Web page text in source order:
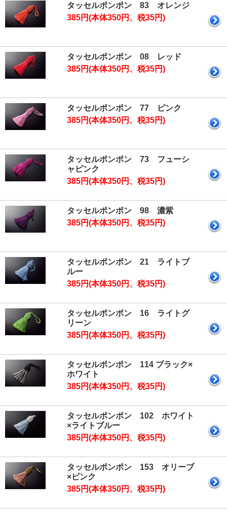
タッセルポンポン 83 オレンジ
385円(本体350円、税35円)
タッセルポンポン 08 レッド
385円(本体350円、税35円)
タッセルポンポン 77 ピンク
385円(本体350円、税35円)
タッセルポンポン 73 フューシ
ャピンク
385円(本体350円、税35円)
タッセルポンポン 98 濃紫
385円(本体350円、税35円)
タッセルポンポン 21 ライトブ
ルー
385円(本体350円、税35円)
タッセルポンポン 16 ライトグ
リーン
385円(本体350円、税35円)
タッセルポンポン 114 ブラック×
ホワイト
385円(本体350円、税35円)
タッセルポンポン 102 ホワイト
×ライトブルー
385円(本体350円、税35円)
タッセルポンポン 153 オリーブ
×ピンク
385円(本体350円、税35円)